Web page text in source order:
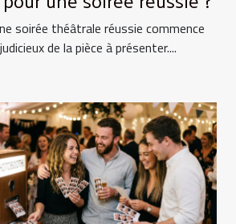
soirée théâtrale réussie commence
de la pièce à présenter....